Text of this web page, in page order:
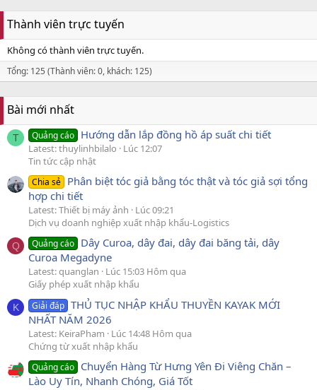
Thành viên trực tuyến
Không có thành viên trực tuyến.
Tổng: 125 (Thành viên: 0, khách: 125)
Bài mới nhất
T Quảng cáo Hướng dẫn lắp đồng hồ áp suất chi tiết
Latest: thuylinhbilalo
Lúc 12:07
Tin tức cập nhật
Chia sẻ Phân biệt tóc giả bằng tóc thật và tóc giả sợi tổng
hợp chi tiết
Latest: Thiết bị máy ảnh
Lúc 09:21
Dịch vụ doanh nghiệp xuất nhập khẩu-Logistics
Q Quảng cáo Dây Curoa, dây đai, dây đai băng tải, dây
Curoa Megadyne
Latest: quanglan
Lúc 15:03 Hôm qua
Giấy phép xuất nhập khẩu
K Giải đáp THỦ TỤC NHẬP KHẨU THUYỀN KAYAK MỚI
NHẤT NĂM 2026
Latest: KeiraPham
Lúc 14:48 Hôm qua
Chứng từ xuất nhập khẩu
Quảng cáo Chuyển Hàng Từ Hưng Yên Đi Viêng Chăn –
Lào Uy Tín, Nhanh Chóng, Giá Tốt